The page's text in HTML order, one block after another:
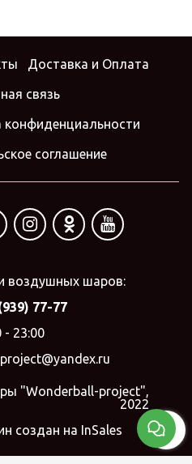
Доставка и Оплата
связь
соглашение
воздушных шаров:
77-77
- 23:00
"Wonderball-project",
2022
создан на InSales